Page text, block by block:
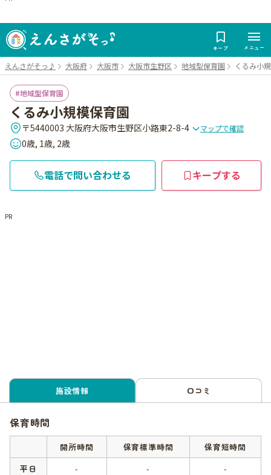
キープ メニュー
えんさがそっ♪ 大阪府 大阪市 大阪市生野区 地域型保育園 くるみ小
地域型保育園
くるみ小規模保育園
〒5440003 大阪府大阪市生野区小路東2-8-4 マップで確認
0歳, 1歳, 2歳
電話で問い合わせる キープする
PR
施設情報 口コミ
保育時間
開所時間 保育標準時間
保育短時間
平日
- -
-